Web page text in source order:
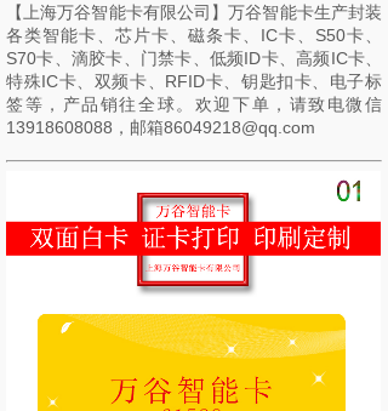
【上海万谷智能卡有限公司】万谷智能卡生产封装
各类智能卡、芯片卡、磁条卡、IC卡、S50卡、
S70卡、滴胶卡、门禁卡、低频ID卡、高频IC卡、
特殊IC卡、双频卡、RFID卡、钥匙扣卡、电子标
签等，产品销往全球。欢迎下单，请致电微信
13918608088，邮箱86049218@qq.com